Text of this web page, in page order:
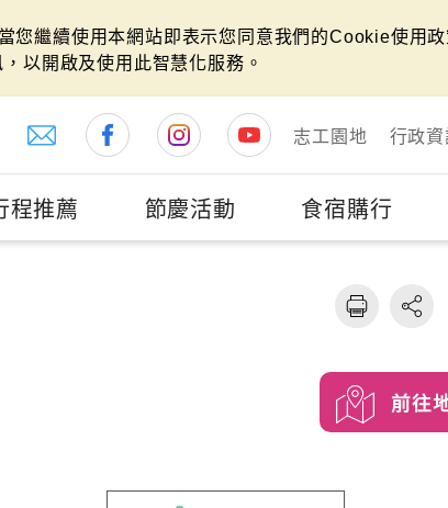
繼續使用本網站即表示您同意我們的Cookie使用政
以開啟及使用此智慧化服務。
志工園地
行政資
程推薦 節慶活動 食宿購行
前往